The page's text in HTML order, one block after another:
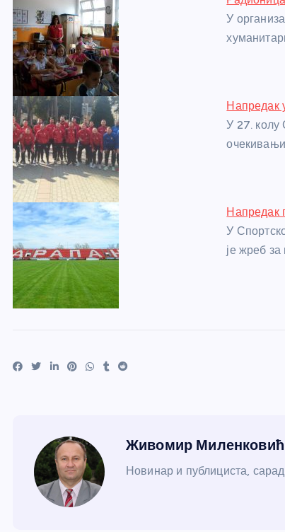
b
o
o
k
n
g
er
stУ
Напредак
У 27. колу
Напредак
У
је жреб
Живомир Миленковић
Новинар и публициста,